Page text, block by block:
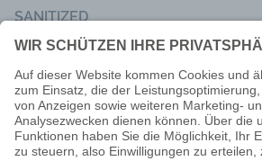
SANITIZED
Impressum
Code of Conduct